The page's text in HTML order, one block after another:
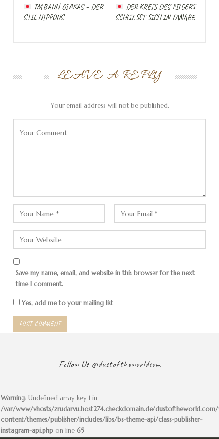
Diese Nähe ist den Südkoreanern ein
Dorn im Auge, was nicht verwunderlich ist, wenn man
Tsushima und wir wollen uns die Gelegenheit nicht
entgehen lassen ebenfalls unsere stinkenden Füße auf
IM BANN OSAKAS – DER
STIL NIPPONS
DER KREIS DES PILGERS
SCHLIESST SICH IN TANABE
LEAVE A REPLY
Your email address will not be published.
Save my name, email, and website in this browser for the next
time I comment.
Yes, add me to your mailing list
Follow Us @dustoftheworldcom
Warning: Undefined array key 1 in
/var/www/vhosts/zrudarvu.host274.checkdomain.de/
content/themes/publisher/includes/libs/bs-theme-api/class-publisher-
instagram-api.php on line 65